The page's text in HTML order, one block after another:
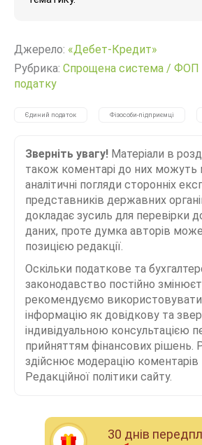
Джерело: «Дебет-Кредит»
Рубрика: Спрощена система / ФОП
податку
Єдиний податок Фізособи-підприємці
Зверніть увагу! Матеріали в
також коментарі до них можуть
аналітичні погляди сторонніх
представників державних
докладає зусиль для перевірки
даних, проте думка авторів може
позицією редакції.
Оскільки податкове та
законодавство постійно
рекомендуємо
інформацію як довідкову та
індивідуальною консультацією
прийняттям фінансових рішень.
здійснює модерацію коментарів
Редакційної політики сайту.
30 днiв